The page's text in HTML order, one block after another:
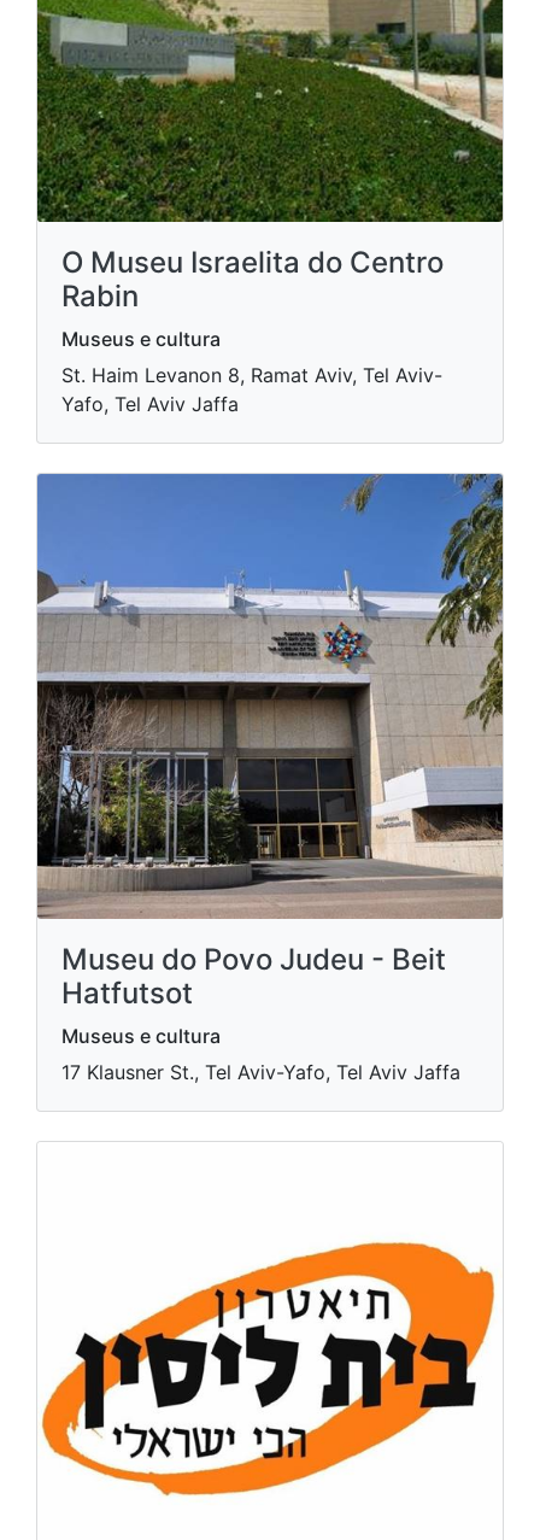
O Museu Israelita do Centro
Rabin
Museus e cultura
St. Haim Levanon 8, Ramat Aviv, Tel Aviv-
Yafo, Tel Aviv Jaffa
Museu do Povo Judeu - Beit
Hatfutsot
Museus e cultura
17 Klausner St., Tel Aviv-Yafo, Tel Aviv Jaffa